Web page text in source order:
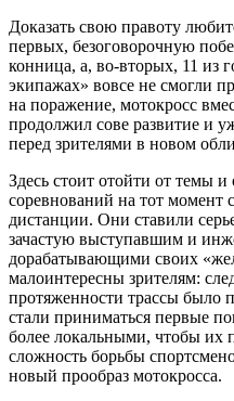
Доказать свою правоту
первых, безоговорочную
конница, а, во-вторых, 11 из
экипажах» вовсе не смогли
на поражение, мотокросс
продолжил сове развитие и
перед зрителями в новом
Здесь стоит отойти от темы
соревнований на тот момент
дистанции. Они ставили
зачастую выступавшим и
дорабатывающими своих
малоинтересны зрителям:
протяженности трассы было
стали приниматься первые
более локальными, чтобы их
сложность борьбы
новый прообраз мотокросса.